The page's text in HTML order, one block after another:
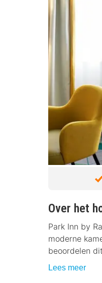
Over het
Park Inn by
moderne
beoordelen
Lees meer